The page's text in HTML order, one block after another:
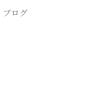
ブログ